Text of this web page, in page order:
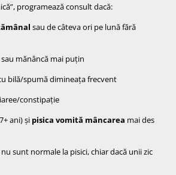
programează consult dacă:
sau de câteva ori pe lună fără
sau mănâncă mai puțin
bilă/spumă dimineața frecvent
constipație
ani) și pisica vomită mâncarea mai des
sunt normale la pisici, chiar dacă unii zic